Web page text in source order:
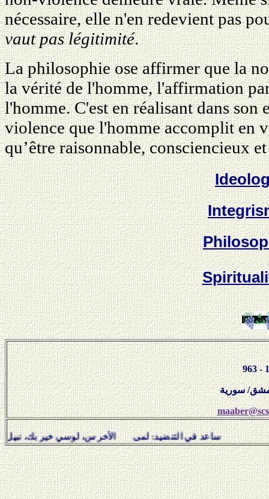
nécessaire, elle n'en redevient pas
vaut pas légitimité.
La philosophie ose affirmer que la
la vérité de l'homme, l'affirmation
l'homme. C'est en réalisant dans son
violence que l'homme accomplit en
quʼêtre raisonnable, consciencieux
في التنضيد: لمى الأخرس، لوسي خير بك، نبيل سلامة، هفال